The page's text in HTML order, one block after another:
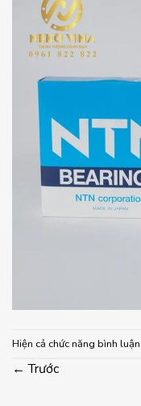
Hiện cả chức năng bình
← Trước